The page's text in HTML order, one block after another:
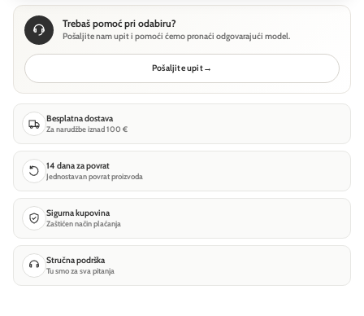
Trebaš pomoć pri odabiru?
Pošaljite nam upit i pomoći ćemo pronaći odgovarajući model.
Pošaljite upit→
Besplatna dostava
Za narudžbe iznad 100 €
14 dana za povrat
Jednostavan povrat proizvoda
Sigurna kupovina
Zaštićen način plaćanja
Stručna podrška
Tu smo za sva pitanja